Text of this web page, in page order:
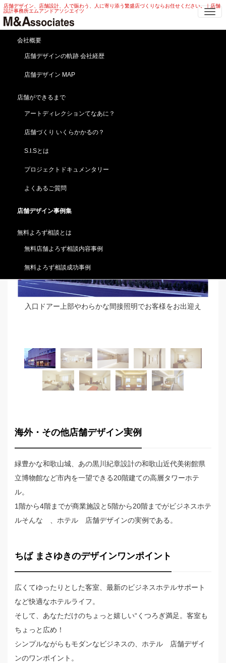
店舗デザイン、店舗設計、人で賑わう、人に寄り添う繁盛店づくりならお任せください。｜店舗
設計事務所エムアンドアソシエイツ
会社概要
店舗デザインの軌跡 会社経歴
店舗デザイン MAP
店舗ができるまで
アートディレクションてなあに？
店舗づくり いくらかかるの？
S.I.Sとは
プロジェクトドキュメンタリー
よくあるご質問
店舗デザイン事例集
無料よろず相談とは
無料店舗よろず相談内容事例
無料よろず相談成功事例
ホテル 店舗デザイン | ビジネスホテ
ル・商業施設 ホテル 店舗デザイ
ホテル 店舗デザイン | ビジネスホテル・商業施設 ホテル 店舗デザイン
ン ビジネスホテル・商業施設
業)
入口ドアー上部やわらかな間接照明でお客様をお出迎え
海外・その他店舗デザイン実例
緑豊かな和歌山城、あの黒川紀章設計の和歌山近代美術館県
立博物館など市内を一望できる20階建ての高層タワーホテ
ル。
1階から4階までが商業施設と5階から20階までがビジネスホテ
ルそんな 、ホテル 店舗デザインの実例である。
ちば まさゆきのデザインワンポイント
広くてゆったりとした客室、最新のビジネスホテルサポート
など快適なホテルライフ。
そして、あなただけのちょっと嬉しい“くつろぎ満足。客室も
ちょっと広め！
シンプルながらもモダンなビジネスの、ホテル 店舗デザイ
ンのワンポイント。